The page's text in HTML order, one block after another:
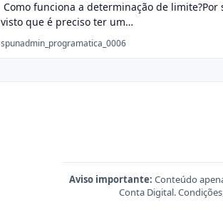
Como funciona a determinação de
visto que é preciso ter um…
spunadmin_programatica_0006
Aviso importante: Conteúdo
Conta Digital.